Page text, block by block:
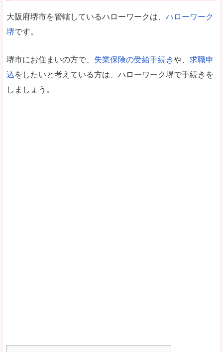
大阪府堺市を管轄しているハローワークは、 ハローワーク
堺です。
堺市にお住まいの方で、 失業保険の受給手続きや、 求職申
込をしたいと考えている方は、ハローワーク堺で手続きを
しましょう。